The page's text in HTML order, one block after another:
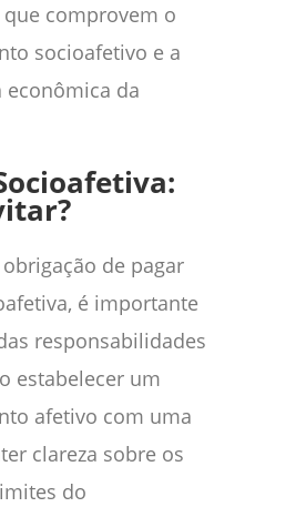
comprovem o
socioafetivo e a
econômica da
de pagar
é importante
responsabilidades
estabelecer um
afetivo com uma
clareza sobre os
do